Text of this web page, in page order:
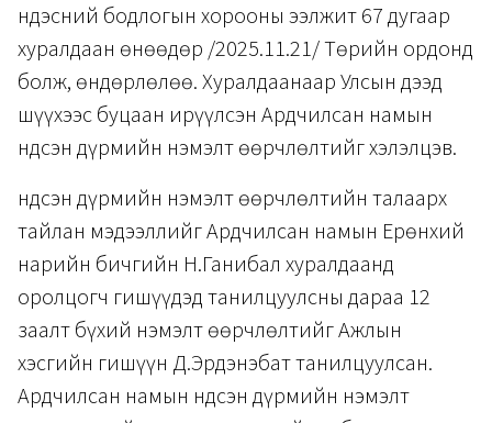
Үндэсний бодлогын хорооны ээлжит 67 дугаар
хуралдаан өнөөдөр /2025.11.21/ Төрийн ордонд
болж, өндөрлөлөө. Хуралдаанаар Улсын дээд
шүүхээс буцаан ирүүлсэн Ардчилсан намын
Үндсэн дүрмийн нэмэлт өөрчлөлтийг хэлэлцэв.
Үндсэн дүрмийн нэмэлт өөрчлөлтийн талаарх
тайлан мэдээллийг Ардчилсан намын Ерөнхий
нарийн бичгийн Н.Ганибал хуралдаанд
оролцогч гишүүдэд танилцуулсны дараа 12
заалт бүхий нэмэлт өөрчлөлтийг Ажлын
хэсгийн гишүүн Д.Эрдэнэбат танилцуулсан.
Ардчилсан намын Үндсэн дүрмийн нэмэлт